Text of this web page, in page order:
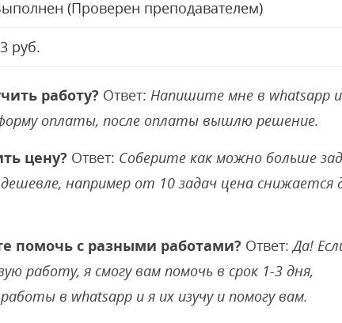
(Проверен преподавателем)
руб.
работу? Ответ: Напишите мне в whatsapp
оплаты, после оплаты вышлю решение.
цену? Ответ: Соберите как можно больше
например от 10 задач цена снижается
помочь с разными работами? Ответ:Да!
работу, я смогу вам помочь в срок 1-3 дня,
в whatsapp и я их изучу и помогу вам.